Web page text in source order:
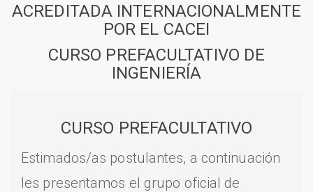
ACREDITADA INTERNACIONALMENTE
POR EL CACEI
CURSO PREFACULTATIVO DE
INGENIERÍA
CURSO PREFACULTATIVO
Estimados/as postulantes, a continuación
les presentamos el grupo oficial de